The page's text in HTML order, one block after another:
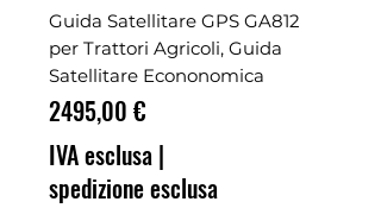
Guida Satellitare GPS GA812
per Trattori Agricoli, Guida
Satellitare Econonomica
Prezzo
2495,00 €
IVA esclusa |
spedizione esclusa